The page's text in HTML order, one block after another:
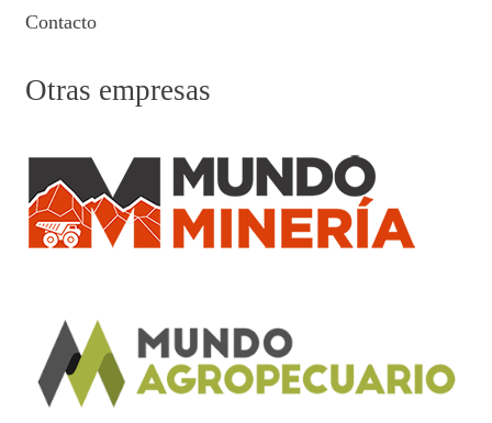
Contacto
Otras empresas